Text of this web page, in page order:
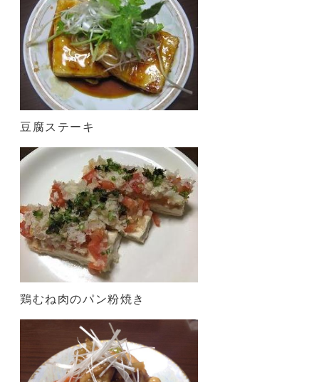
豆腐ステーキ
鶏むね肉のパン粉焼き